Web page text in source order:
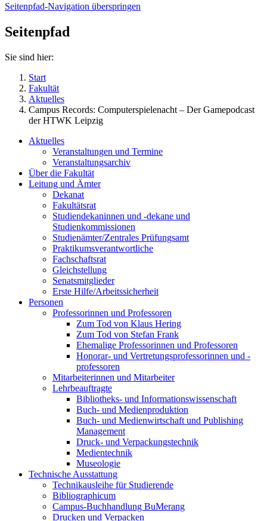
Seitenpfad-Navigation überspringen
Seitenpfad
Sie sind hier:
Start
Fakultät
Aktuelles
Campus Records: Computerspielenacht – Der Gamepodcast
der HTWK Leipzig
Aktuelles
Veranstaltungen und Termine
Veranstaltungsarchiv
Über die Fakultät
Leitung und Ämter
Dekanat
Fakultätsrat
Studiendekaninnen und -dekane und
Studienkommissionen
Studienämter/Zentrales Prüfungsamt
Praktikumsverantwortliche
Fachschaftsrat
Gleichstellung
Senatsmitglieder
Erste Hilfe/Arbeitssicherheit
Personen
Professorinnen und Professoren
Zum Tod von Klaus Hering
Zum Tod von Stefan Frank
Ehemalige Professorinnen und Professoren
Honorar- und Vertretungsprofessorinnen und -
professoren
Mitarbeiterinnen und Mitarbeiter
Lehrbeauftragte
Bibliotheks- und Informationswissenschaft
Buch- und Medienproduktion
Buch- und Medienwirtschaft und Publishing
Management
Druck- und Verpackungstechnik
Medientechnik
Museologie
Technische Ausstattung
Technikausleihe für Studierende
Bibliographicum
Campus-Buchhandlung BuMerang
Drucken und Verpacken